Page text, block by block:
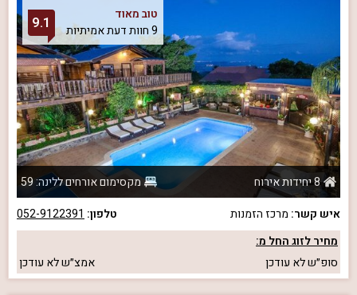
טוב מאוד
9 חוות דעת אמיתיות
9.1
8 יחידות אירוח
מקסימום אורחים ללינה: 59
איש קשר: מרכז הזמנות טלפון: 052-9122391
מחיר לזוג החל מ:
סופ״שלא עודכן אמצ״שלא עודכן